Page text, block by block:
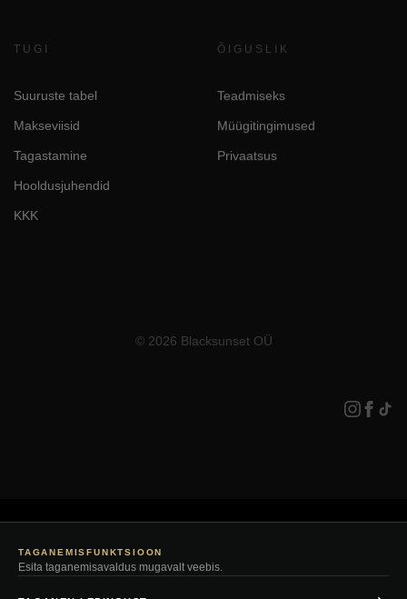
TUGI
Suuruste tabel
Makseviisid
Tagastamine
Hooldusjuhendid
KKK
ÕIGUSLIK
Teadmiseks
Müügitingimused
Privaatsus
© 2026 Blacksunset OÜ
TAGANEMISFUNKTSIOON
Esita taganemisavaldus mugavalt veebis.